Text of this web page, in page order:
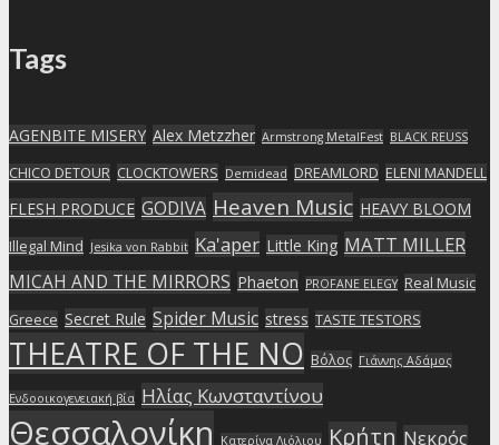
Tags
AGENBITE MISERY Alex Metzzher Armstrong MetalFest BLACK REUSS
CHICO DETOUR CLOCKTOWERS Demidead DREAMLORD ELENI MANDELL
FLESH PRODUCE GODIVA Heaven Music HEAVY BLOOM
Illegal Mind Jesika von Rabbit Ka'aper Little King MATT MILLER
MICAH AND THE MIRRORS Phaeton PROFANE ELEGY Real Music
Greece Secret Rule Spider Music stress TASTE TESTORS
THEATRE OF THE NO Βόλος Γιάννης Αδάμος
Ενδοοικογενειακή βία Ηλίας Κωνσταντίνου
Θεσσαλονίκη Κατερίνα Λιόλιου Κρήτη Νεκρός